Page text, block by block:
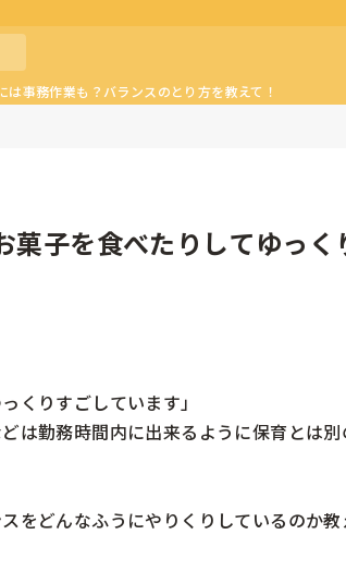
は事務作業も？バランスのとり方を教えて！
子を食べたりしてゆっく
くりすごしています」
は勤務時間内に出来るように保育とは
をどんなふうにやりくりしているのか教